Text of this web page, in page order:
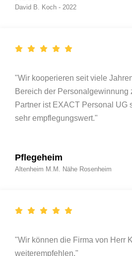
David B. Koch - 2022
"Wir kooperieren seit viele
Bereich der Personalgewinnung
Partner ist EXACT Personal UG
sehr empflegungswert."
Pflegeheim
Altenheim M.M. Nähe Rosenheim
"Wir können die Firma von Herr
weiterempfehlen."